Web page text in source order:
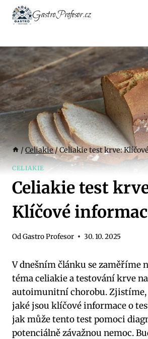
Přeskočit
GastroProfesor.cz
/Celiakie/Celiakie test krve:
CELIAKIE
Celiakie test
Klíčové
OdGastro Profesor 30. 10. 2025
V dnešním článku se zaměříme
téma celiakie a testování krve
autoimunitní chorobu. Zjistíme,
jaké jsou klíčové informace o
jak může tento test pomoci
potenciálně závažnou nemoc.